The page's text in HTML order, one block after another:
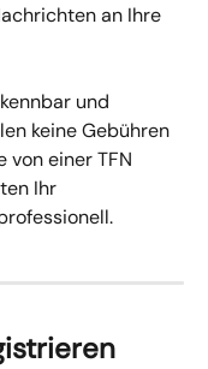
an Ihre
und
keine Gebühren
einer TFN
Ihr